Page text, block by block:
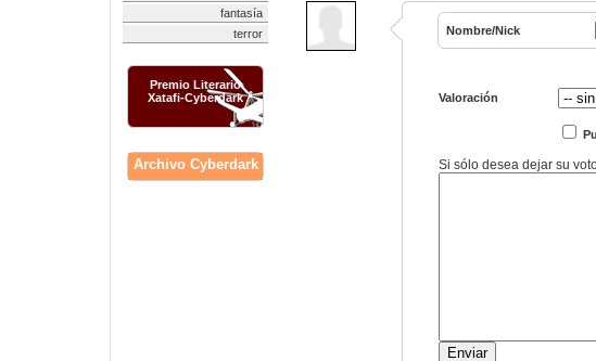
fantasía
terror
Premio Literario
Xatafi-Cyberdark
Archivo Cyberdark
Nombre/Nick
Valoración
Si sólo desea dejar su